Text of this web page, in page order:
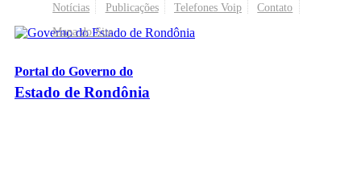
Notícias Publicações Telefones Voip
Contato
Mapa do Site
Portal do Governo do
Estado de Rondônia